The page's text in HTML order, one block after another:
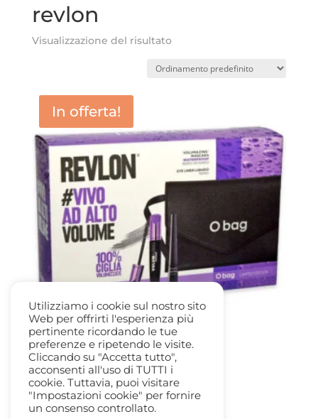
revlon
Visualizzazione del risultato
In offerta!
Revlon Set Gift
29,00€Il
prezzo
originale
14,50 €Il
prezzo
attuale
Utilizziamo i cookie sul nostro sito
Web per offrirti l'esperienza più
pertinente ricordando le tue
preferenze e ripetendo le visite.
Cliccando su "Accetta tutto",
acconsenti all'uso di TUTTI i
cookie. Tuttavia, puoi visitare
"Impostazioni cookie" per fornire
un consenso controllato.